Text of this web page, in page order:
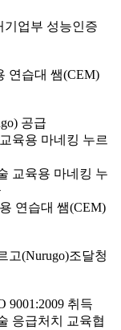
기업부 성능인증
연습대 쌤(CEM)
공급
육용 마네킹 누르
교육용 마네킹 누
연습대 쌤(CEM)
고(Nurugo)조달청
9001:2009 취득
응급처치 교육협